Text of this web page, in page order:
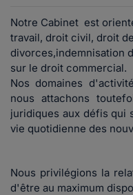
Notre Cabinet est
travail, droit civil, droit
divorces,indemnisation
sur le droit commercial.
Nos domaines
nous attachons
juridiques aux défis qui
vie quotidienne des
Nous privilégions la
d'être au maximum